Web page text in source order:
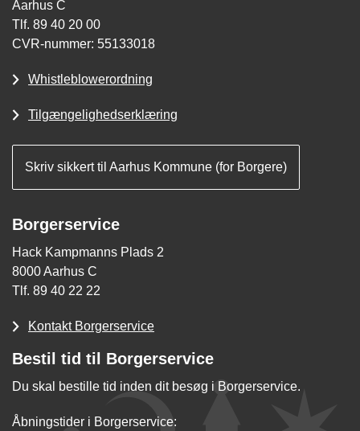
Aarhus C
Tlf. 89 40 20 00
CVR-nummer: 55133018
Whistleblowerordning
Tilgængelighedserklæring
Skriv sikkert til Aarhus Kommune (for Borgere)
Borgerservice
Hack Kampmanns Plads 2
8000 Aarhus C
Tlf. 89 40 22 22
Kontakt Borgerservice
Bestil tid til Borgerservice
Du skal bestille tid inden dit besøg i Borgerservice.
Åbningstider i Borgerservice: